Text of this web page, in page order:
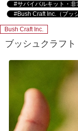
#サバイバルキット・
#Bush Craft Inc.（ブッ
Bush Craft Inc.
ブッシュクラフ